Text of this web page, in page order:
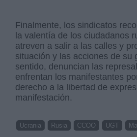
Finalmente, los sindicatos
la valentía de los ciudadanos
atreven a salir a las calles y
situación y las acciones de su
sentido, denuncian las
enfrentan los manifestantes
derecho a la libertad de
manifestación.
Ucrania Rusia CCOO UGT